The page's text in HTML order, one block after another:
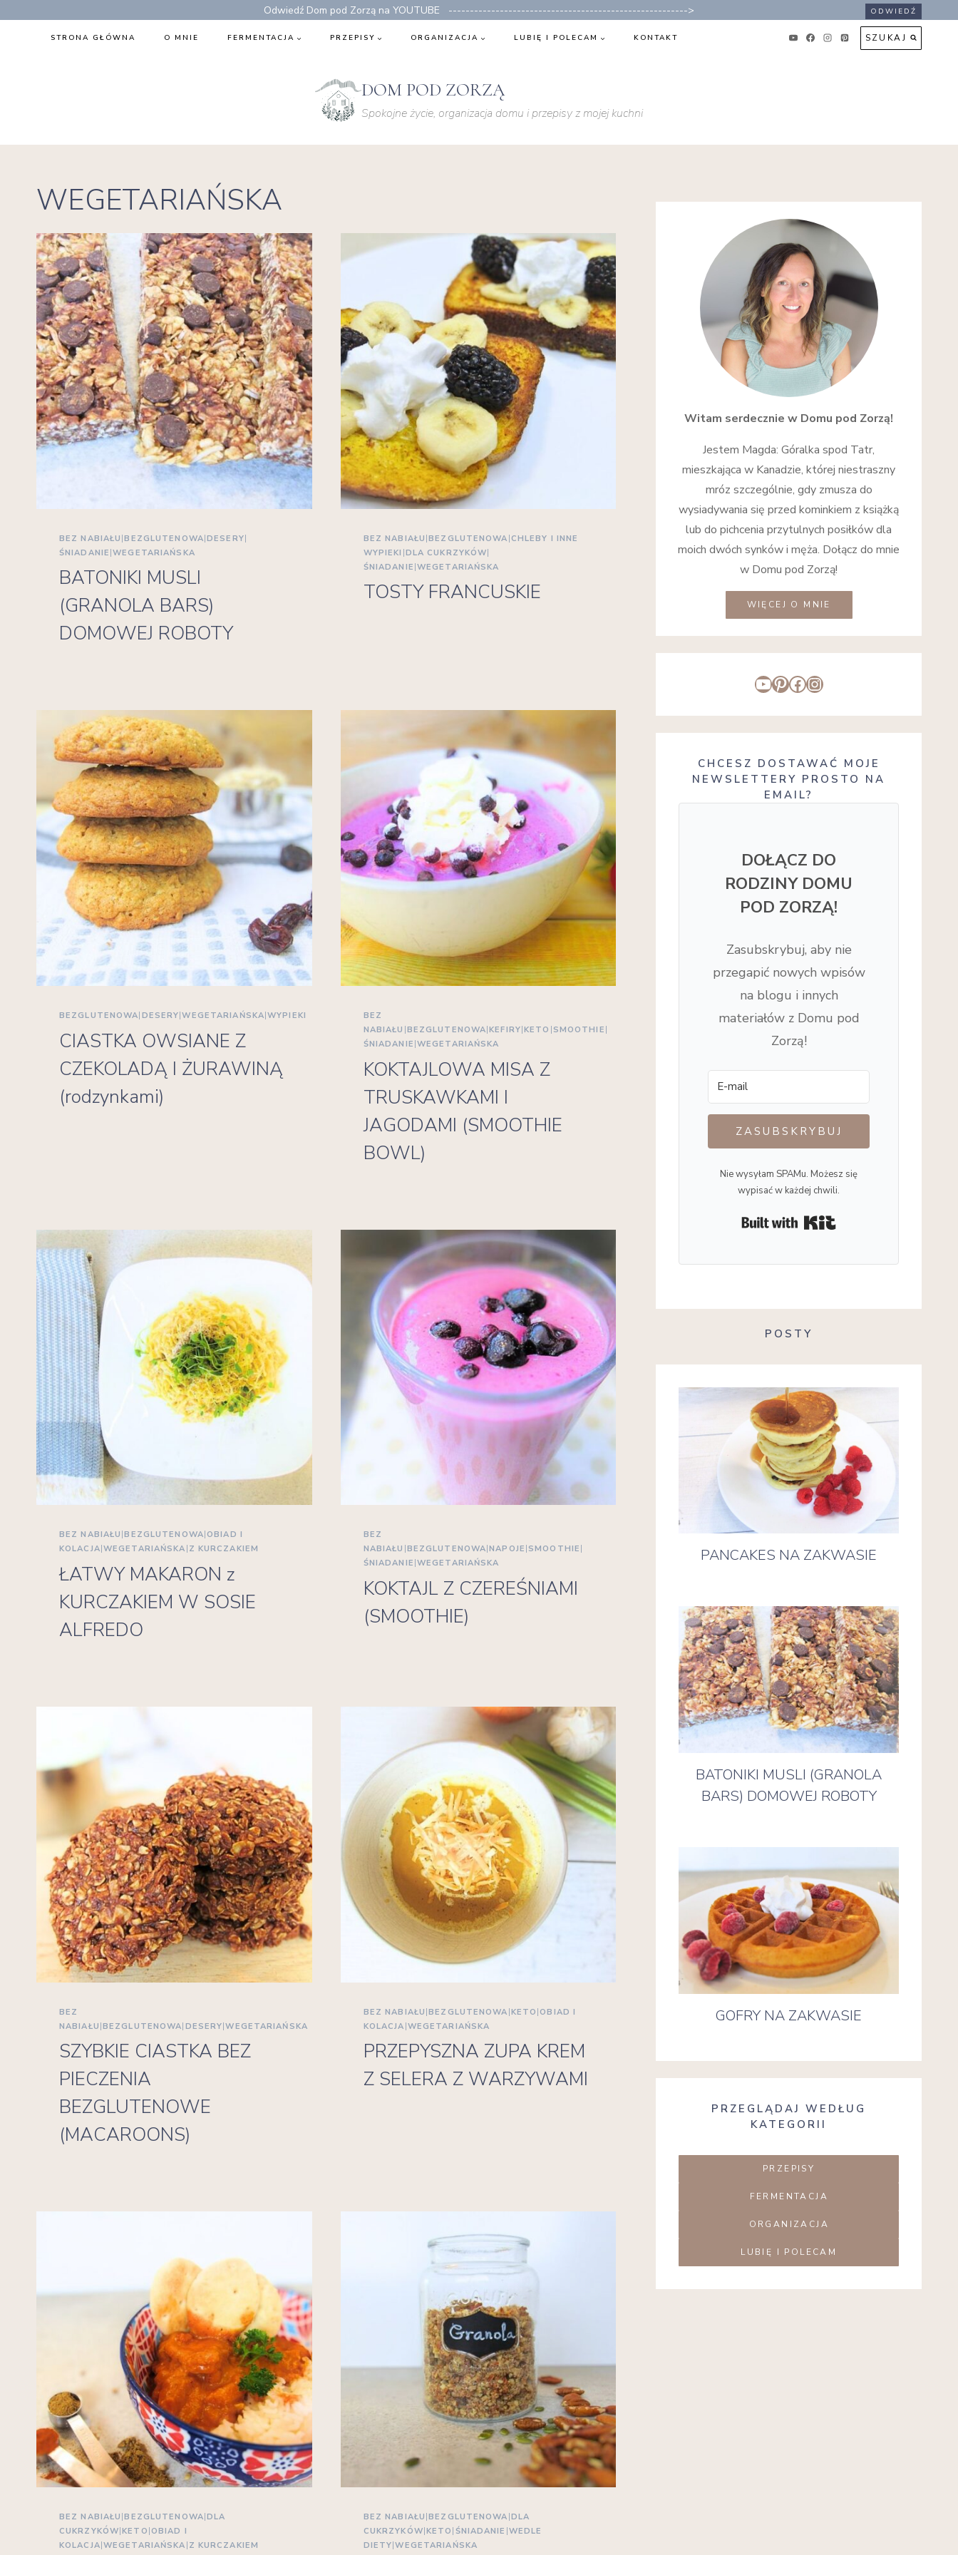
Odwiedź Dom pod Zorzą na YOUTUBE --------------------------------------------------------> ODWIEDŹ
STRONA GŁÓWNA O MNIE FERMENTACJA PRZEPISY ORGANIZACJA LUBIĘ I POLECAM KONTAKT SZUKAJ
DOM POD ZORZĄ
Spokojne życie, organizacja domu i przepisy z mojej kuchni
WEGETARIAŃSKA
BEZ NABIAŁU |BEZGLUTENOWA|DESERY|
ŚNIADANIE |WEGETARIAŃSKA
BATONIKI MUSLI
(GRANOLA BARS)
DOMOWEJ ROBOTY
BEZ NABIAŁU |BEZGLUTENOWA | CHLEBY I INNE
WYPIEKI |DLA CUKRZYKÓW|
ŚNIADANIE |WEGETARIAŃSKA
TOSTY FRANCUSKIE
BEZGLUTENOWA DESERY |WEGETARIAŃSKA |WYPIEKI
CIASTKA OWSIANE Z
CZEKOLADĄ I ŻURAWINĄ
(rodzynkami)
BEZ
NABIAŁU BEZGLUTENOWA |KEFIRY |KETO SMOOTHIE
ŚNIADANIE WEGETARIAŃSKA
KOKTAJLOWA MISA Z
TRUSKAWKAMI I
JAGODAMI (SMOOTHIE
BOWL)
BEZ NABIAŁU |BEZGLUTENOWA OBIAD I
KOLACJA WEGETARIAŃSKA Z KURCZAKIEM
ŁATWY MAKARON z
KURCZAKIEM W SOSIE
ALFREDO
BEZ
NABIAŁU BEZGLUTENOWA |NAPOJE SMOOTHIE
ŚNIADANIE WEGETARIAŃSKA
KOKTAJL Z CZEREŚNIAMI
(SMOOTHIE)
BEZ
NABIAŁU |BEZGLUTENOWA| DESERY|WEGETARIAŃSKA
SZYBKIE CIASTKA BEZ
PIECZENIA
BEZGLUTENOWE
(MACAROONS)
BEZ NABIAŁU |BEZGLUTENOWA |KETO | OBIAD I
KOLACJA |WEGETARIAŃSKA
PRZEPYSZNA ZUPA KREM
Z SELERA Z WARZYWAMI
BEZ NABIAŁU |BEZGLUTENOWA |DLA
CUKRZYKÓW |KETO OBIAD I
KOLACJA WEGETARIAŃSKA Z KURCZAKIEM
BEZ NABIAŁU |BEZGLUTENOWA DLA
CUKRZYKÓW KETO ŚNIADANIE WEDLE
DIETY |WEGETARIAŃSKA
Witam serdecznie w Domu pod Zorzą!
Jestem Magda: Góralka spod Tatr,
mieszkająca w Kanadzie, której niestraszny
mróz szczególnie, gdy zmusza do
wysiadywania się przed kominkiem z książką
lub do pichcenia przytulnych posiłków dla
moich dwóch synków i męża. Dołącz do mnie
w Domu pod Zorzą!
WIĘCEJ O MNIE
YouTube
Pinterest
Facebook
Instagram
CHCESZ DOSTAWAĆ MOJE
NEWSLETTERY PROSTO NA
EMAIL?
DOŁĄCZ DO
RODZINY DOMU
POD ZORZĄ!
Zasubskrybuj, aby nie
przegapić nowych wpisów
na blogu i innych
materiałów z Domu pod
Zorzą!
ZASUBSKRYBUJ
Nie wysyłam SPAMu. Możesz się
wypisać w każdej chwili.
POSTY
PANCAKES NA ZAKWASIE
BATONIKI MUSLI (GRANOLA
BARS) DOMOWEJ ROBOTY
GOFRY NA ZAKWASIE
PRZEGLĄDAJ WEDŁUG
KATEGORII
PRZEPISY
FERMENTACJA
ORGANIZACJA
LUBIĘ I POLECAM